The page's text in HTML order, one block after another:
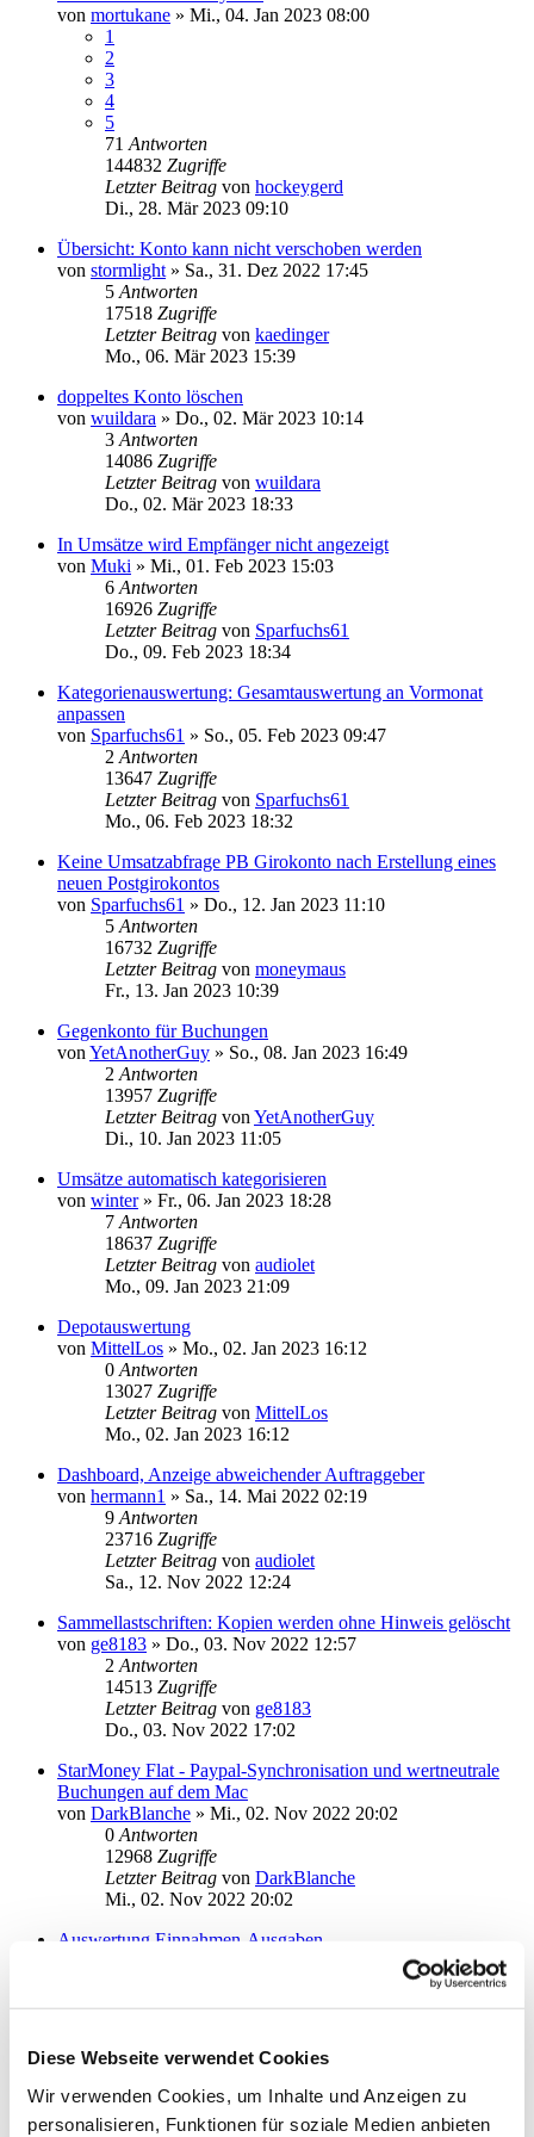
Diese Webseite verwendet Cookies
Wir verwenden Cookies, um Inhalte und Anzeigen zu
personalisieren, Funktionen für soziale Medien anbieten
von mortukane » Mi., 04. Jan 2023 08:00
1
2
3
4
5
71 Antworten
144832 Zugriffe
Letzter Beitrag von hockeygerd
Di., 28. Mär 2023 09:10
Übersicht: Konto kann nicht verschoben werden
von stormlight » Sa., 31. Dez 2022 17:45
5 Antworten
17518 Zugriffe
Letzter Beitrag von kaedinger
Mo., 06. Mär 2023 15:39
doppeltes Konto löschen
von wuildara » Do., 02. Mär 2023 10:14
3 Antworten
14086 Zugriffe
Letzter Beitrag von wuildara
Do., 02. Mär 2023 18:33
In Umsätze wird Empfänger nicht angezeigt
von Muki » Mi., 01. Feb 2023 15:03
6 Antworten
16926 Zugriffe
Letzter Beitrag von Sparfuchs61
Do., 09. Feb 2023 18:34
Kategorienauswertung: Gesamtauswertung an Vormonat
anpassen
von Sparfuchs61 » So., 05. Feb 2023 09:47
2 Antworten
13647 Zugriffe
Letzter Beitrag von Sparfuchs61
Mo., 06. Feb 2023 18:32
Keine Umsatzabfrage PB Girokonto nach Erstellung eines
neuen Postgirokontos
von Sparfuchs61 » Do., 12. Jan 2023 11:10
5 Antworten
16732 Zugriffe
Letzter Beitrag von moneymaus
Fr., 13. Jan 2023 10:39
Gegenkonto für Buchungen
von YetAnotherGuy » So., 08. Jan 2023 16:49
2 Antworten
13957 Zugriffe
Letzter Beitrag von YetAnotherGuy
Di., 10. Jan 2023 11:05
Umsätze automatisch kategorisieren
von winter» Fr., 06. Jan 2023 18:28
7 Antworten
18637 Zugriffe
Letzter Beitrag von audiolet
Mo., 09. Jan 2023 21:09
Depotauswertung
von MittelLos » Mo., 02. Jan 2023 16:12
0 Antworten
13027 Zugriffe
Letzter Beitrag von MittelLos
Mo., 02. Jan 2023 16:12
Dashboard, Anzeige abweichender Auftraggeber
von hermann1 » Sa., 14. Mai 2022 02:19
9 Antworten
23716 Zugriffe
Letzter Beitrag von audiolet
Sa., 12. Nov 2022 12:24
Sammellastschriften: Kopien werden ohne Hinweis gelöscht
von ge8183 » Do., 03. Nov 2022 12:57
2 Antworten
14513 Zugriffe
Letzter Beitrag von ge8183
Do., 03. Nov 2022 17:02
StarMoney Flat - Paypal-Synchronisation und wertneutrale
Buchungen auf dem Mac
von DarkBlanche » Mi., 02. Nov 2022 20:02
0 Antworten
12968 Zugriffe
Letzter Beitrag von DarkBlanche
Mi., 02. Nov 2022 20:02
Auswertung Einnahmen-Ausgaben
15612Zugriffe
Sa., 15. Okt 2022 16:19
Bonusprogramm auf Übersichtsseite
von Ze'ev» So., 25. Sep 2022 10:32
1Antworten